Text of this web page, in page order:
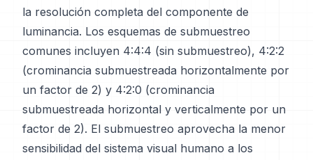
la resolución completa del componente de
luminancia. Los esquemas de submuestreo
comunes incluyen 4:4:4 (sin submuestreo), 4:2:2
(crominancia submuestreada horizontalmente por
un factor de 2) y 4:2:0 (crominancia
submuestreada horizontal y verticalmente por un
factor de 2). El submuestreo aprovecha la menor
sensibilidad del sistema visual humano a los